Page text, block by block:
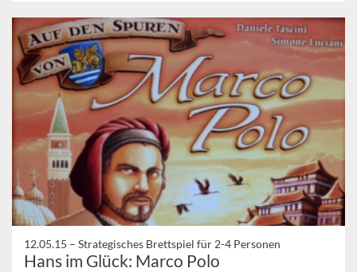
12.05.15 – Strategisches Brettspiel für 2-4 Personen
Hans im Glück: Marco Polo